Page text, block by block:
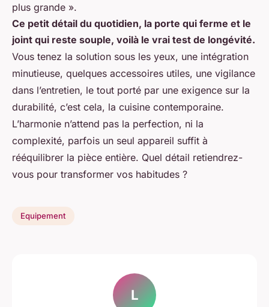
plus grande ».
Ce petit détail du quotidien, la porte qui ferme et le
joint qui reste souple, voilà le vrai test de longévité.
Vous tenez la solution sous les yeux, une intégration
minutieuse, quelques accessoires utiles, une vigilance
dans l’entretien, le tout porté par une exigence sur la
durabilité, c’est cela, la cuisine contemporaine.
L’harmonie n’attend pas la perfection, ni la
complexité, parfois un seul appareil suffit à
rééquilibrer la pièce entière. Quel détail retiendrez-
vous pour transformer vos habitudes ?
Equipement
L